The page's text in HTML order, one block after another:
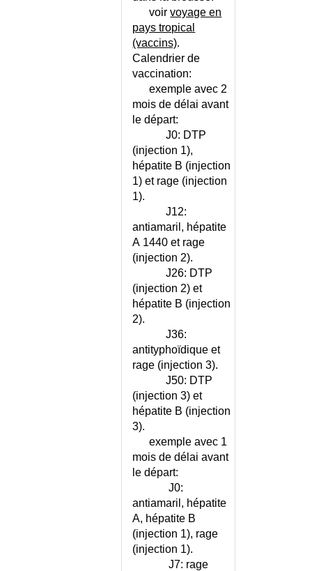
ZONA ET GROSSESSE
ZONA OPHTALMIQUE
voirvoyage en
pays tropical
(vaccins).
Calendrier de
vaccination:
exemple avec 2
mois de délai avant
le départ:
J0: DTP
(injection 1),
hépatite B (injection
1) et rage (injection
1).
J12:
antiamaril, hépatite
A 1440 et rage
(injection 2).
J26: DTP
(injection 2) et
hépatite B (injection
2).
J36:
antityphoïdique et
rage (injection 3).
J50: DTP
(injection 3) et
hépatite B (injection
3).
exemple avec 1
mois de délai avant
le départ:
J0:
antiamaril, hépatite
A, hépatite B
(injection 1), rage
(injection 1).
J7: rage